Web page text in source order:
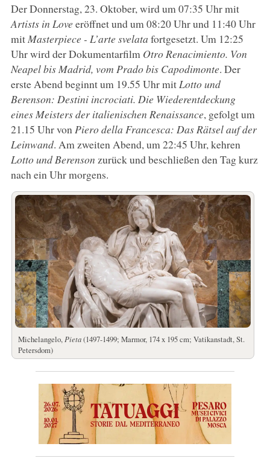
Der Donnerstag, 23. Oktober, wird um 07:35 Uhr mit
Artists in Loveeröffnet und um 08:20 Uhr und 11:40 Uhr
mit Masterpiece - L’arte svelata fortgesetzt. Um 12:25
Uhr wird der Dokumentarfilm Otro Renacimiento. Von
Neapel bis Madrid, vom Prado bis Capodimonte. Der
erste Abend beginnt um 19.55 Uhr mit Lotto und
Berenson: Destini incrociati. Die Wiederentdeckung
eines Meisters der italienischen Renaissance, gefolgt um
21.15 Uhr von Piero della Francesca: Das Rätsel auf der
Leinwand. Am zweiten Abend, um 22:45 Uhr, kehren
Lotto und Berenson zurück und beschließen den Tag kurz
nach ein Uhr morgens.
Michelangelo, Pieta(1497-1499; Marmor, 174 x 195 cm; Vatikanstadt, St.
Petersdom)